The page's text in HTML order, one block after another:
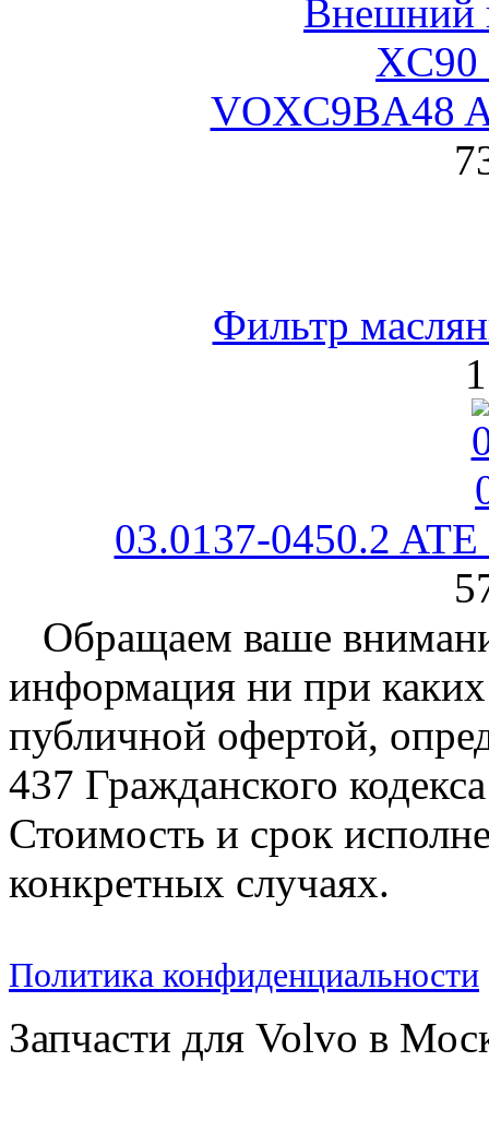
VOXC9BA48
Фильтр
03.0137-0450.2
Обращаем ваше
информация ни при каких
публичной офертой,
437 Гражданского
Стоимость и срок
конкретных случаях.
Политика конфиденциальности
Запчасти для Volvo в